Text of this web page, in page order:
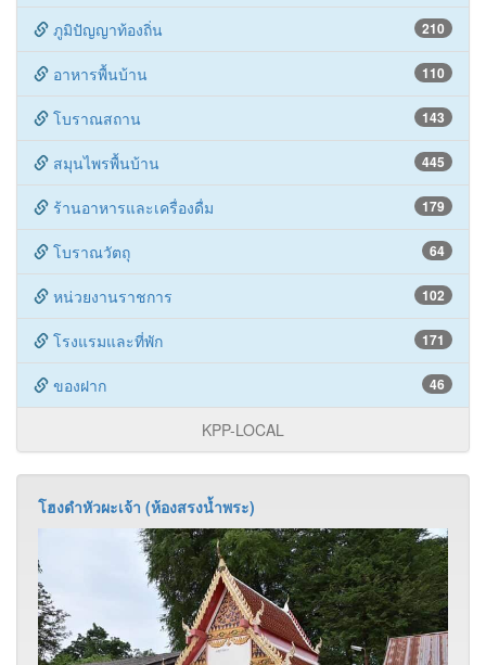
210
ภูมิปัญญาท้องถิ่น
110
อาหารพื้นบ้าน
143
โบราณสถาน
445
สมุนไพรพื้นบ้าน
179
ร้านอาหารและเครื่องดื่ม
64
โบราณวัตถุ
102
หน่วยงานราชการ
171
โรงแรมและที่พัก
46
ของฝาก
KPP-LOCAL
โฮงดำหัวผะเจ้า (ห้องสรงน้ำพระ)